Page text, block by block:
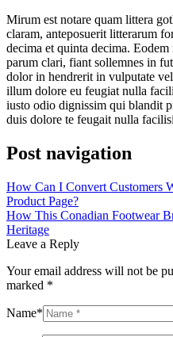
Mirum est notare quam littera
claram, anteposuerit litterarum
decima et quinta decima.
parum clari, fiant sollemnes in
dolor in hendrerit in vulputate
illum dolore eu feugiat nulla
iusto odio dignissim qui blandit
duis dolore te feugait nulla
Post navigation
How Can I Convert Customers
Product Page?
How This Conadian Footwear
Heritage
Leave a Reply
Your email address will not be
marked *
Name*